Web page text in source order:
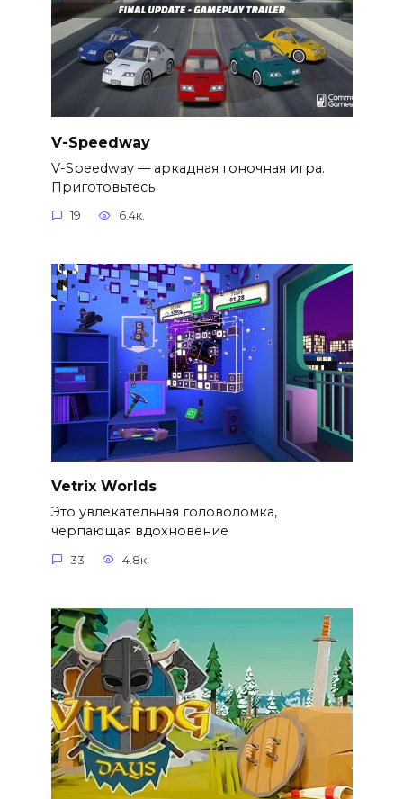
V-Speedway
V-Speedway — аркадная гоночная игра.
Приготовьтесь
19 6.4к.
Vetrix Worlds
Это увлекательная головоломка,
черпающая вдохновение
33 4.8к.